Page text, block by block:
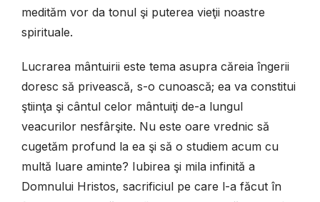
medităm vor da tonul şi puterea vieţii noastre
spirituale.
Lucrarea mântuirii este tema asupra căreia îngerii
doresc să privească, s-o cunoască; ea va constitui
ştiinţa şi cântul celor mântuiţi de-a lungul
veacurilor nesfârşite. Nu este oare vrednic să
cugetăm profund la ea şi să o studiem acum cu
multă luare aminte? Iubirea şi mila infinită a
Domnului Hristos, sacrificiul pe care l-a făcut în